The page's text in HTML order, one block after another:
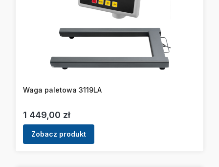
Waga paletowa 3119LA
Cena
1 449,00 zł
Zobacz produkt